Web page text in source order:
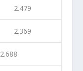
2.479
2.369
2.688